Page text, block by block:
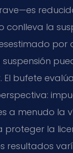
conlleva la
por
El bufete
a menudo la
proteger la
resultados